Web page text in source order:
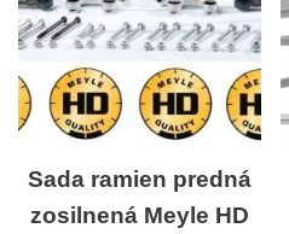
Sada ramien predná
zosilnená Meyle HD